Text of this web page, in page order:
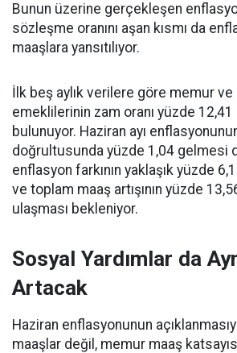
Bunun üzerine gerçekleşen
sözleşme oranını aşan kısmı da
maaşlara yansıtılıyor.
İlk beş aylık verilere göre memur
emeklilerinin zam oranı yüzde
bulunuyor. Haziran ayı
doğrultusunda yüzde 1,04 gelmesi
enflasyon farkının yaklaşık yüzde
ve toplam maaş artışının yüzde
ulaşması bekleniyor.
Sosyal Yardımlar da
Artacak
Haziran enflasyonunun
maaşlar değil, memur maaş